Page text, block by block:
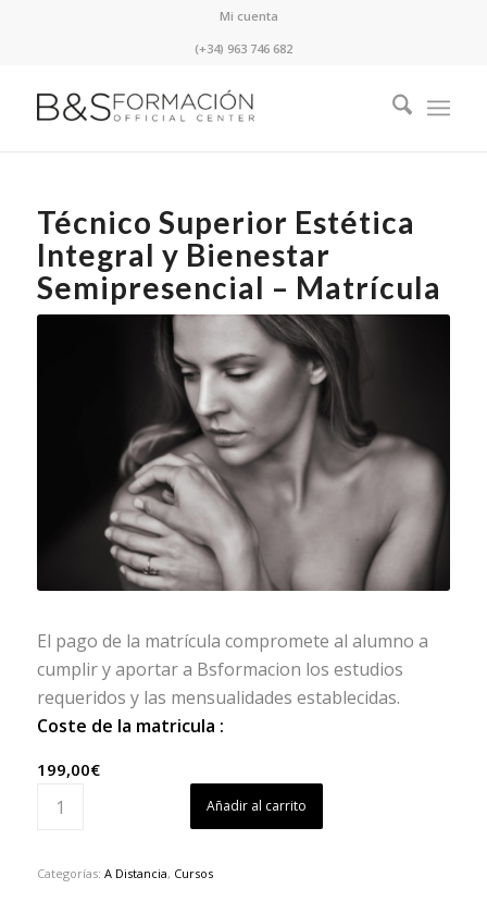
Mi cuenta
(+34) 963 746 682
Técnico Superior Estética
Integral y Bienestar
Semipresencial – Matrícula
El pago de la matrícula compromete al alumno a
cumplir y aportar a Bsformacion los estudios
requeridos y las mensualidades establecidas.
Coste de la matricula :
199,00€
Añadir al carrito
Categorías: A Distancia, Cursos